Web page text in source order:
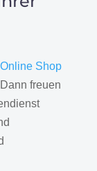
Online Shop
freuen